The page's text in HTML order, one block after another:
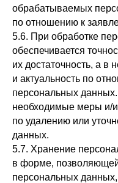
обрабатываемых
по отношению к
5.6. При обработке
обеспечивается
их достаточность, а в
и актуальность по
персональных
необходимые меры и/
по удалению или
данных.
5.7. Хранение
в форме, позволяющей
персональных